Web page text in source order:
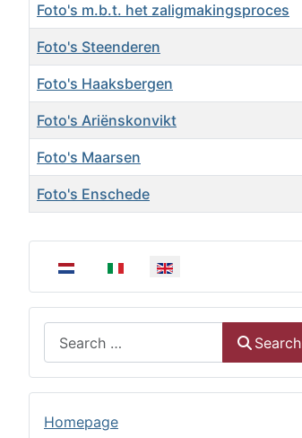
Select your language
Search
Homepage
Foto's m.b.t. het zaligmakingsproces
Foto's Steenderen
Foto's Haaksbergen
Foto's Ariënskonvikt
Foto's Maarsen
Foto's Enschede